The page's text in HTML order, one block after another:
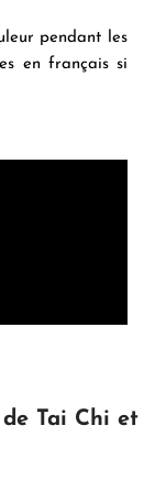
pendant les
en français si
Tai Chi et